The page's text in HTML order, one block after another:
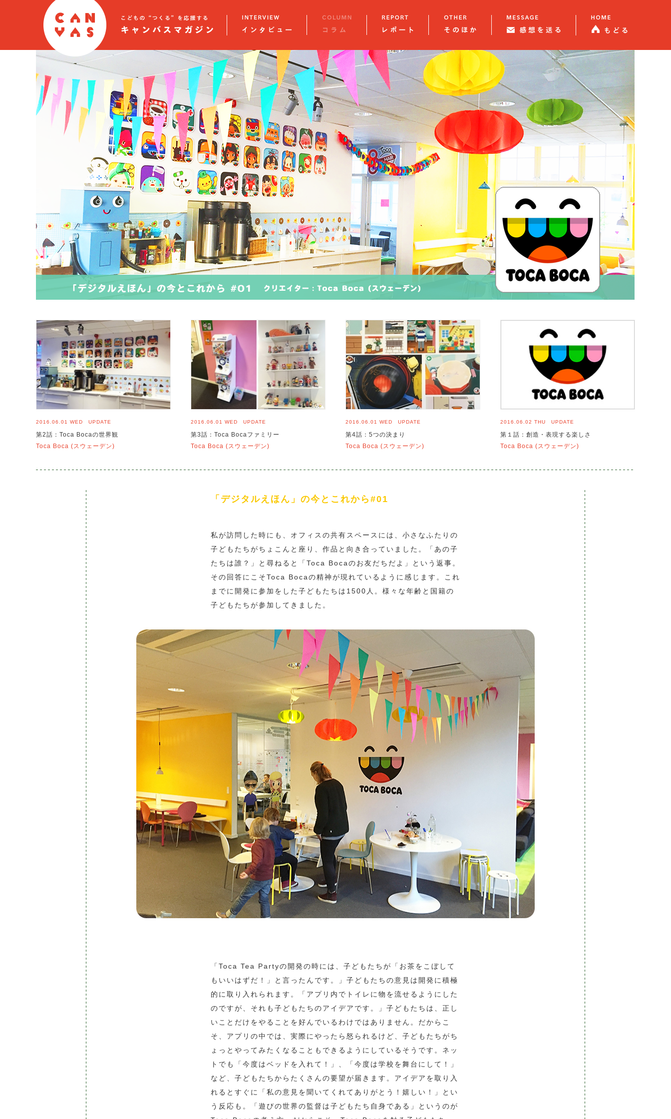
2016.06.01 WED UPDATE
第2話：Toca Bocaの世界観
Toca Boca (スウェーデン)
2016.06.01 WED UPDATE
第3話：Toca Bocaファミリー
Toca Boca (スウェーデン)
2016.06.01 WED UPDATE
第4話：5つの決まり
Toca Boca (スウェーデン)
2016.06.02 THU UPDATE
第１話：創造・表現する楽しさ
Toca Boca (スウェーデン)
「デジタルえほん」の今とこれから#01
私が訪問した時にも、オフィスの共有スペースには、小さなふたりの
子どもたちがちょこんと座り、作品と向き合っていました。「あの子
たちは誰？」と尋ねると「Toca Bocaのお友だちだよ」という返事。
その回答にこそToca Bocaの精神が現れているように感じます。これ
までに開発に参加をした子どもたちは1500人。様々な年齢と国籍の
子どもたちが参加してきました。
「Toca Tea Partyの開発の時には、子どもたちが「お茶をこぼして
もいいはずだ！」と言ったんです。」子どもたちの意見は開発に積極
的に取り入れられます。「アプリ内でトイレに物を流せるようにした
のですが、それも子どもたちのアイデアです。」子どもたちは、正し
いことだけをやることを好んでいるわけではありません。だからこ
そ、アプリの中では、実際にやったら怒られるけど、子どもたちがち
ょっとやってみたくなることもできるようにしているそうです。ネッ
トでも「今度はベッドを入れて！」、「今度は学校を舞台にして！」
など、子どもたちからたくさんの要望が届きます。アイデアを取り入
れるとすぐに「私の意見を聞いてくれてありがとう！嬉しい！」とい
う反応も。「遊びの世界の監督は子どもたち自身である」というのが